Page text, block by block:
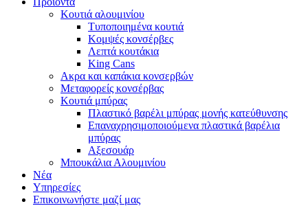
Κουτιά αλουμινίου
Τυποποιημένα κουτιά
Κομψές κονσέρβες
Λεπτά κουτάκια
King Cans
Ακρα και καπάκια κονσερβών
Μεταφορείς κονσέρβας
Κουτιά μπύρας
Πλαστικό βαρέλι μπύρας μονής κατεύθυνσης
Επαναχρησιμοποιούμενα πλαστικά βαρέλια
μπύρας
Αξεσουάρ
Μπουκάλια Αλουμινίου
Νέα
Υπηρεσίες
Επικοινωνήστε μαζί μας